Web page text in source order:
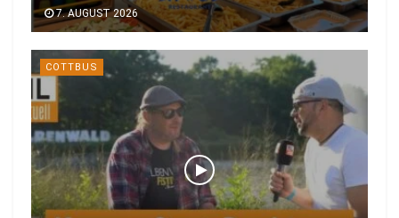
7. AUGUST 2026
COTTBUS